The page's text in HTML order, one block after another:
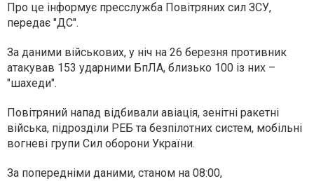
Про це інформує пресслужба Повітряних сил ЗСУ,
передає "ДС".
За даними військових, у ніч на 26 березня противник
атакував 153 ударними БпЛА, близько 100 із них –
"шахеди".
Повітряний напад відбивали авіація, зенітні ракетні
війська, підрозділи РЕБ та безпілотних систем, мобільні
вогневі групи Сил оборони України.
За попередніми даними, станом на 08:00,